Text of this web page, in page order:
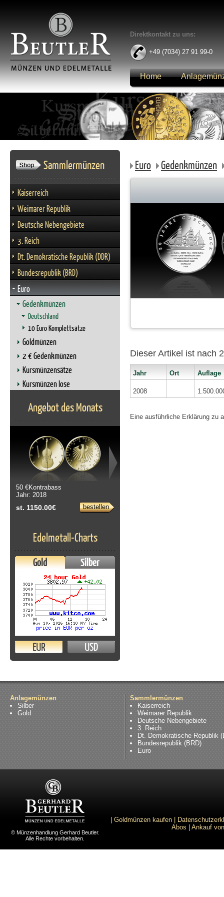
Direktkontakt zu uns:
+49 (7034) 27 91 99-0
Home
Anmelden
Sammlermünzen
Kaiserreich
Weimarer Republik
Deutsche Nebengebiete
3. Reich
Dt. Demokratische Republik (DDR)
Bundesrepublik (BRD)
Euro
Gedenkmünzen
Deutschland
10 Euro Komplettsätze
Goldmünzen
2 € Gedenkmünzen
Kursmünzensätze
Kursmünzen lose
Angebot des Monats
50 €Kontrabass
Jahr: 2018
st. 1150.00€ bestellen
Edelmetall-Charts
Gold Silber
EUR USD
Euro Gedenkmünzen
Dieser Artikel ist nach
Jahr Ort Auflage
2008
Eine ausführliche Erklärung zu
Anlagemünzen
Silber
Gold
Sammlermünzen
Kaiserreich
Weimarer Republik
Deutsche Nebengebiete
3. Reich
Dt. Demokratische Republik
Bundesrepublik (BRD)
Euro
© Münzenhandlung Gerhard Beutler.
Alle Rechte vorbehalten.
Goldmünzen kaufen
Abos
Ankauf